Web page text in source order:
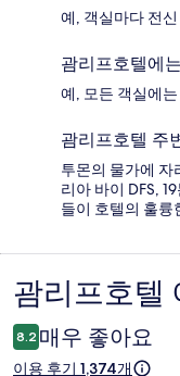
예, 객실마다 전
괌리프호텔에
예, 모든 객실에
괌리프호텔 주
투몬의 물가에 자
리아 바이 DFS,
들이 호텔의 훌륭
이
용
후
괌리프호텔
8.2 매우 좋아요
이용 후기 1,374개